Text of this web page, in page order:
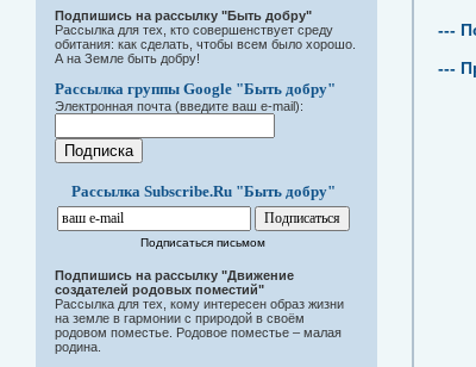
Подпишись на рассылку "Быть добру"
Рассылка для тех, кто совершенствует среду
обитания: как сделать, чтобы всем было хорошо.
А на Земле быть добру!
Рассылка группы Google "Быть добру"
Электронная почта (введите ваш e-mail):
Рассылка Subscribe.Ru "Быть добру"
Подписаться письмом
Подпишись на рассылку "Движение
создателей родовых поместий"
Рассылка для тех, кому интересен образ жизни
на земле в гармонии с природой в своём
родовом поместье. Родовое поместье – малая
родина.
---
---